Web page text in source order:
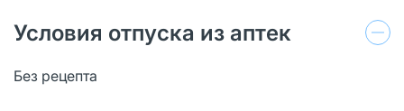
Условия отпуска из аптек
Без рецепта